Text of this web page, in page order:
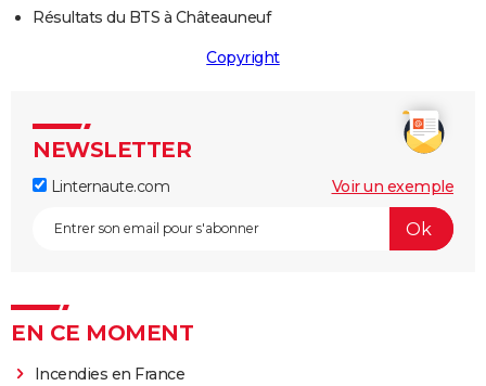
Résultats du BTS à Châteauneuf
Copyright
NEWSLETTER
Linternaute.com Voir un exemple
EN CE MOMENT
Incendies en France